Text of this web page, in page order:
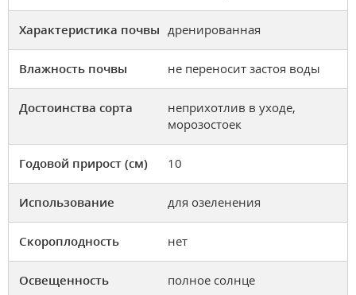
Характеристика почвы дренированная
Влажность почвы не переносит застоя воды
Достоинства сорта
неприхотлив в уходе,
морозостоек
Годовой прирост (см) 10
Использование для озеленения
Скороплодность нет
Освещенность полное солнце